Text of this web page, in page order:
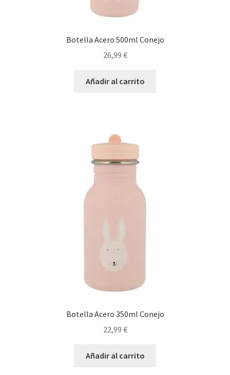
Botella Acero 500ml Conejo
26,99 €
Añadir al carrito
Botella Acero 350ml Conejo
22,99 €
Añadir al carrito